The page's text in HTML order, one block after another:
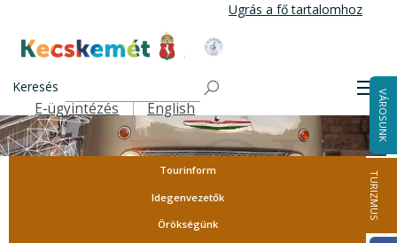
tartalomra
Ugrás a fő tartalomhoz
Kecskemét Város Honlapja
Keresés
Felső navigáció
E-ügyintézés English VÁROSUNK
TURIZMUS
Tourinform
Idegenvezetők
Örökségünk